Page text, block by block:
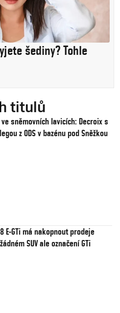
šediny? Tohle
titulů
sněmovních lavicích: Decroix s
z ODS v bazénu pod Sněžkou
E-GTi má nakopnout prodeje
SUV ale označení GTi